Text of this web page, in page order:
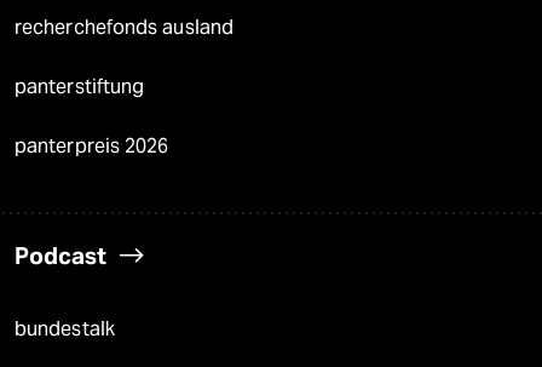
recherchefonds ausland
panterstiftung
panterpreis 2026
Podcast
bundestalk